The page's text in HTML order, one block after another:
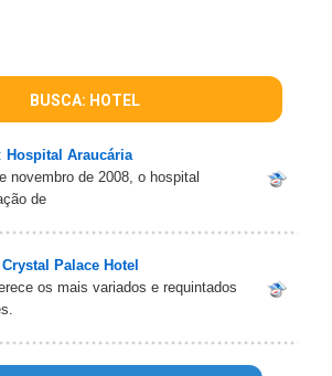
BUSCA: HOTEL
Hospital Araucária
novembro de 2008, o hospital
de
Crystal Palace Hotel
os mais variados e requintados